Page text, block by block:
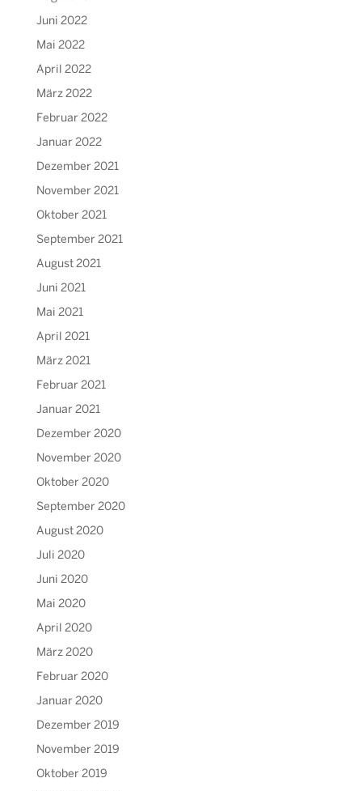
Juni 2022
Mai 2022
April 2022
März 2022
Februar 2022
Januar 2022
Dezember 2021
November 2021
Oktober 2021
September 2021
August 2021
Juni 2021
Mai 2021
April 2021
März 2021
Februar 2021
Januar 2021
Dezember 2020
November 2020
Oktober 2020
September 2020
August 2020
Juli 2020
Juni 2020
Mai 2020
April 2020
März 2020
Februar 2020
Januar 2020
Dezember 2019
November 2019
Oktober 2019